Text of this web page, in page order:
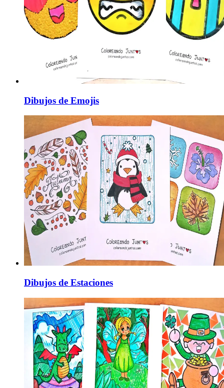
Dibujos de Emojis
Dibujos de Estaciones